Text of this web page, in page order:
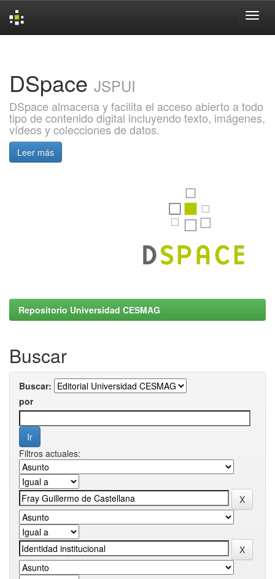
DSpace JSPUI
DSpace almacena y facilita el acceso abierto a todo
tipo de contenido digital incluyendo texto, imágenes,
vídeos y colecciones de datos.
Leer más
Repositorio Universidad CESMAG
Buscar
Buscar:
por
Filtros actuales: